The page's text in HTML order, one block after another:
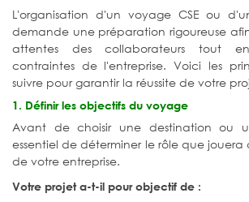
L'organisation d'un voyage CSE ou
demande une préparation rigoureuse
attentes des collaborateurs tout
contraintes de l'entreprise. Voici les
suivre pour garantir la réussite de votre
1. Définir les objectifs du voyage
Avant de choisir une destination ou
essentiel de déterminer le rôle que
de votre entreprise.
Votre projet a-t-il pour objectif de :